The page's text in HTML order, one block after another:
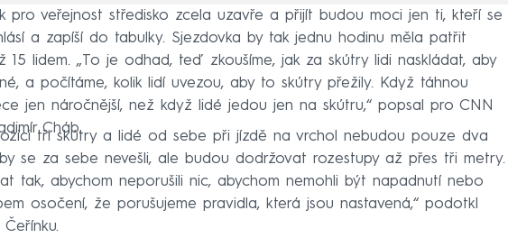
pro veřejnost středisko zcela uzavře a přijít budou moci jen ti, kteří se
a zapíší do tabulky. Sjezdovka by tak jednu hodinu měla patřit
15 lidem. „To je odhad, teď zkoušíme, jak za skútry lidi naskládat, aby
a počítáme, kolik lidí uvezou, aby to skútry přežily. Když táhnou
jen náročnější, než když lidé jedou jen na skútru,“ popsal pro CNN
Cháb.
tři skútry a lidé od sebe při jízdě na vrchol nebudou pouze dva
se za sebe nevešli, ale budou dodržovat rozestupy až přes tři metry.
tak, abychom neporušili nic, abychom nemohli být napadnutí nebo
osočení, že porušujeme pravidla, která jsou nastavená,“ podotkl